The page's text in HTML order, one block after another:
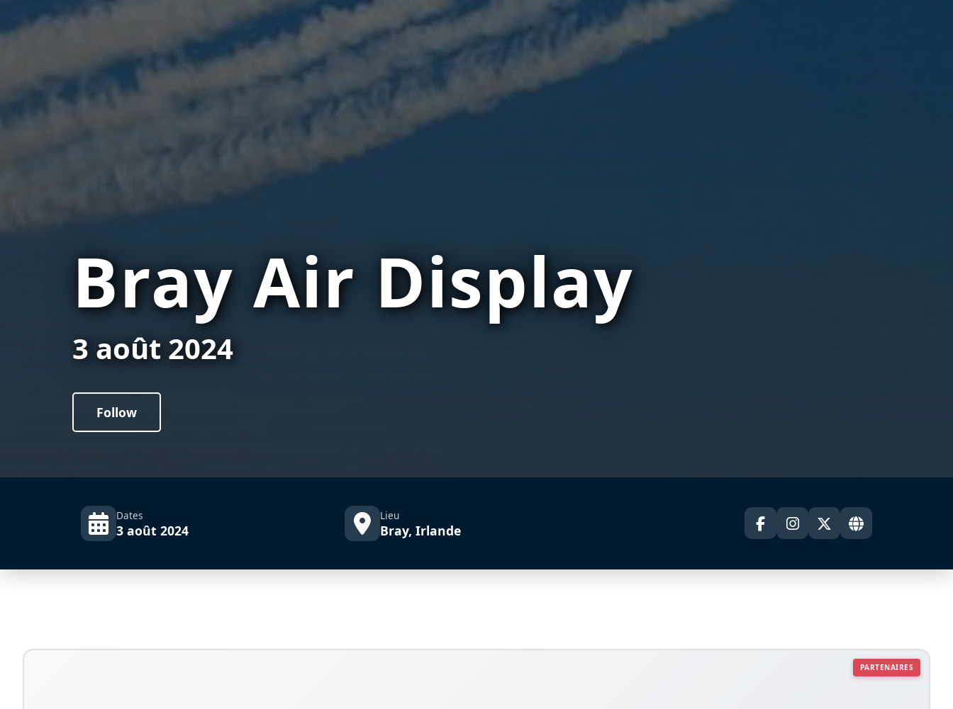
Bray Air Display
3 août 2024
Follow
Dates
3 août 2024
Lieu
Bray, Irlande
PARTENAIRES